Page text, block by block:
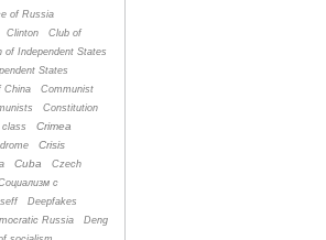
of Russia
Clinton
Club of
of Independent States
States
China
Communist
Constitution
class Crimea
Crisis
Cuba
Czech
с
Deepfakes
Russia
Deng